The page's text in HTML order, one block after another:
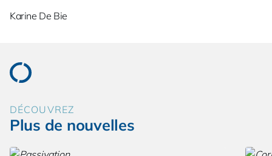
Karine De Bie
DÉCOUVREZ
Plus de nouvelles